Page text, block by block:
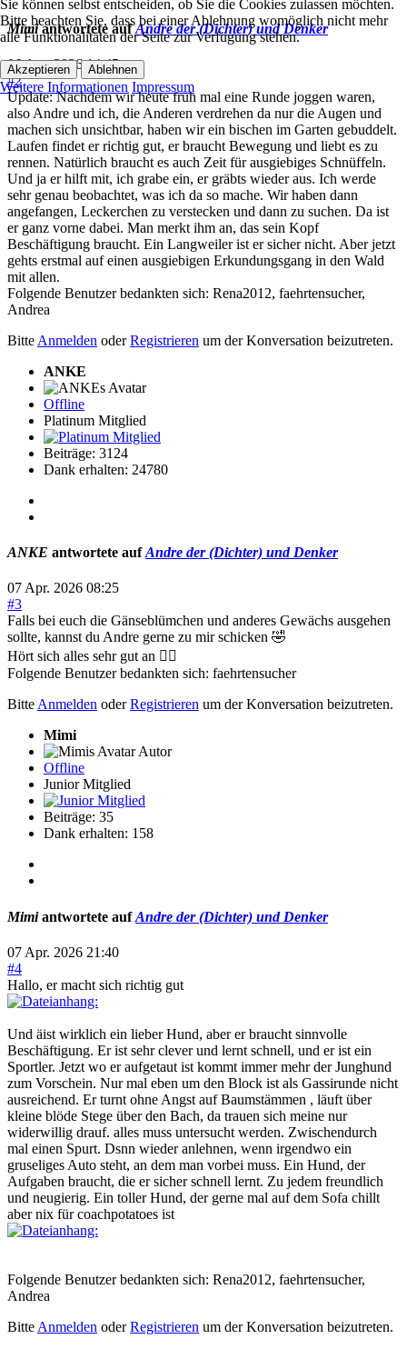
Mimiantwortete aufAndre der (Dichter) und Denker
06 Apr. 2026 14:45
#2
Update: Nachdem wir heute früh mal eine Runde joggen waren,
also Andre und ich, die Anderen verdrehen da nur die Augen und
machen sich unsichtbar, haben wir ein bischen im Garten gebuddelt.
Laufen findet er richtig gut, er braucht Bewegung und liebt es zu
rennen. Natürlich braucht es auch Zeit für ausgiebiges Schnüffeln.
Und ja er hilft mit, ich grabe ein, er gräbts wieder aus. Ich werde
sehr genau beobachtet, was ich da so mache. Wir haben dann
angefangen, Leckerchen zu verstecken und dann zu suchen. Da ist
er ganz vorne dabei. Man merkt ihm an, das sein Kopf
Beschäftigung braucht. Ein Langweiler ist er sicher nicht. Aber jetzt
gehts erstmal auf einen ausgiebigen Erkundungsgang in den Wald
mit allen.
Folgende Benutzer bedankten sich: Rena2012, faehrtensucher,
Andrea
Bitte Anmelden oderRegistrieren um der Konversation beizutreten.
ANKE
Offline
Platinum Mitglied
Beiträge: 3124
Dank erhalten: 24780
ANKE antwortete aufAndre der (Dichter) und Denker
07 Apr. 2026 08:25
#3
Falls bei euch die Gänseblümchen und anderes Gewächs ausgehen
sollte, kannst du Andre gerne zu mir schicken 🤣
Hört sich alles sehr gut an 👍🏻
Folgende Benutzer bedankten sich: faehrtensucher
BitteAnmelden oderRegistrieren um der Konversation beizutreten.
Mimi
Autor
Offline
Junior Mitglied
Beiträge: 35
Dank erhalten: 158
Mimiantwortete aufAndre der (Dichter) und Denker
07 Apr. 2026 21:40
#4
Hallo, er macht sich richtig gut
Und äist wirklich ein lieber Hund, aber er braucht sinnvolle
Beschäftigung. Er ist sehr clever und lernt schnell, und er ist ein
Sportler. Jetzt wo er aufgetaut ist kommt immer mehr der Junghund
zum Vorschein. Nur mal eben um den Block ist als Gassirunde nicht
ausreichend. Er turnt ohne Angst auf Baumstämmen , läuft über
kleine blöde Stege über den Bach, da trauen sich meine nur
widerwillig drauf. alles muss untersucht werden. Zwischendurch
mal einen Spurt. Dsnn wieder anlehnen, wenn irgendwo ein
gruseliges Auto steht, an dem man vorbei muss. Ein Hund, der
Aufgaben braucht, die er sicher schnell lernt. Zu jedem freundlich
und neugierig. Ein toller Hund, der gerne mal auf dem Sofa chillt
aber nix für coachpotatoes ist
Folgende Benutzer bedankten sich: Rena2012, faehrtensucher,
Andrea
Bitte Anmelden oderRegistrieren um der Konversation beizutreten.
Sie können selbst entscheiden, ob Sie die Cookies zulassen möchten.
Bitte beachten Sie, dass bei einer Ablehnung womöglich nicht mehr
alle Funktionalitäten der Seite zur Verfügung stehen.
Akzeptieren Ablehnen
Weitere Informationen Impressum